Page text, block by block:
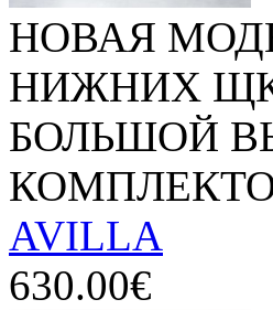
НОВАЯ
НИЖНИХ
БОЛЬШОЙ
AVILLA
630.00€